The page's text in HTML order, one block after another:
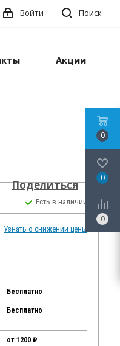
Поиск
Войти
Акции
Поделиться
Есть в наличии
Узнать о снижении цены
Бесплатно
Бесплатно
от 1200 ₽
0
0
0